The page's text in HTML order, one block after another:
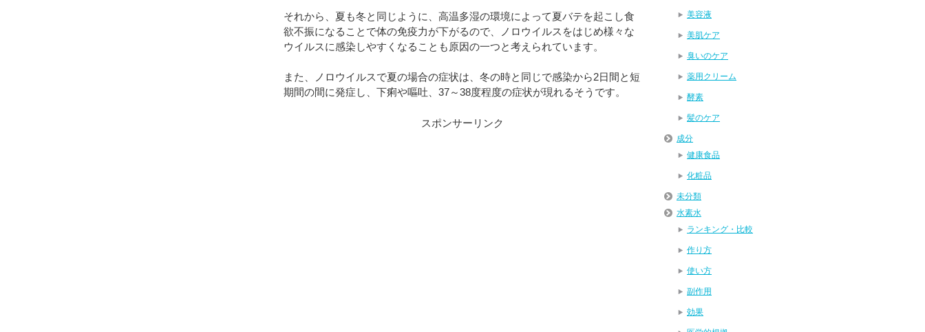
それから、夏も冬と同じように、高温多湿の環境によって夏バテを起こし食
欲不振になることで体の免疫力が下がるので、ノロウイルスをはじめ様々な
ウイルスに感染しやすくなることも原因の一つと考えられています。
また、ノロウイルスで夏の場合の症状は、冬の時と同じで感染から2日間と短
期間の間に発症し、下痢や嘔吐、37～38度程度の症状が現れるそうです。
スポンサーリンク
美容液
美肌ケア
臭いのケア
薬用クリーム
酵素
髪のケア
成分
健康食品
化粧品
未分類
水素水
ランキング・比較
作り方
使い方
副作用
効果